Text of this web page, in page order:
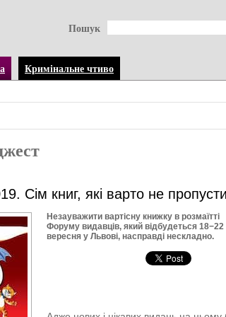
Пошук
Кримінальне чтиво
Сім книг, які варто не
Незауважити вартісну книжку в розмаїтті
Форуму видавців, який відбудеться 18−22
вересня у Львові, насправді нескладно.